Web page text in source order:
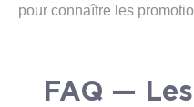
pour connaître les
FAQ —